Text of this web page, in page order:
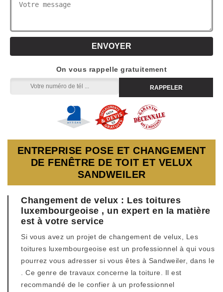
On vous rappelle gratuitement
ENTREPRISE POSE ET CHANGEMENT
DE FENÊTRE DE TOIT ET VELUX
SANDWEILER
Changement de velux : Les toitures
luxembourgeoise , un expert en la matière
est à votre service
Si vous avez un projet de changement de velux, Les
toitures luxembourgeoise est un professionnel à qui vous
pourrez vous adresser si vous êtes à Sandweiler, dans le
. Ce genre de travaux concerne la toiture. Il est
recommandé de le confier à un professionnel